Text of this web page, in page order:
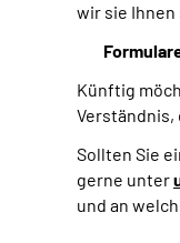
wir sie Ihnen
Künftig
Verständnis,
Sollten Sie
gerne unter
und an